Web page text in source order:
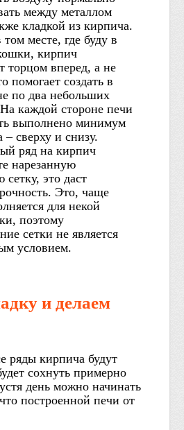
между металлом
кладкой из кирпича.
том месте, где буду в
кирпич
торцом вперед, а не
помогает создать в
по два небольших
каждой стороне печи
выполнено минимум
– сверху и снизу.
ряд на кирпич
нарезанную
сетку, это даст
Это, чаще
для некой
поэтому
сетки не является
условием.
и делаем
ряды кирпича будут
сохнуть примерно
день можно начинать
построенной печи от